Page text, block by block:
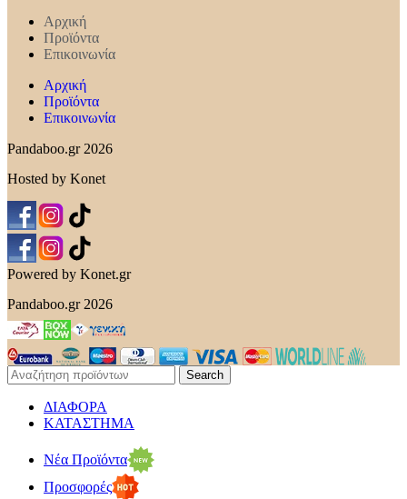
Αρχική
Προϊόντα
Επικοινωνία
Αρχική
Προϊόντα
Επικοινωνία
Pandaboo.gr 2026
Hosted by Konet
Powered by Konet.gr
Pandaboo.gr 2026
Search
ΔΙΑΦΟΡΑ
ΚΑΤΑΣΤΗΜΑ
Νέα Προϊόντα
Προσφορές